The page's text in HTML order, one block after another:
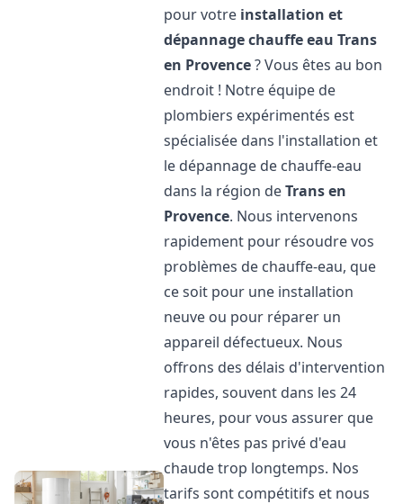
pour votre installation et
dépannage chauffe eau Trans
en Provence? Vous êtes au bon
endroit ! Notre équipe de
plombiers expérimentés est
spécialisée dans l'installation et
le dépannage de chauffe-eau
dans la région deTrans en
Provence. Nous intervenons
rapidement pour résoudre vos
problèmes de chauffe-eau, que
ce soit pour une installation
neuve ou pour réparer un
appareil défectueux. Nous
offrons des délais d'intervention
rapides, souvent dans les 24
heures, pour vous assurer que
vous n'êtes pas privé d'eau
chaude trop longtemps. Nos
tarifs sont compétitifs et nous